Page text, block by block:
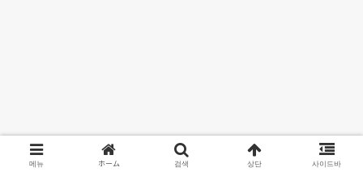
메뉴 ホーム 검색 상단 사이드바